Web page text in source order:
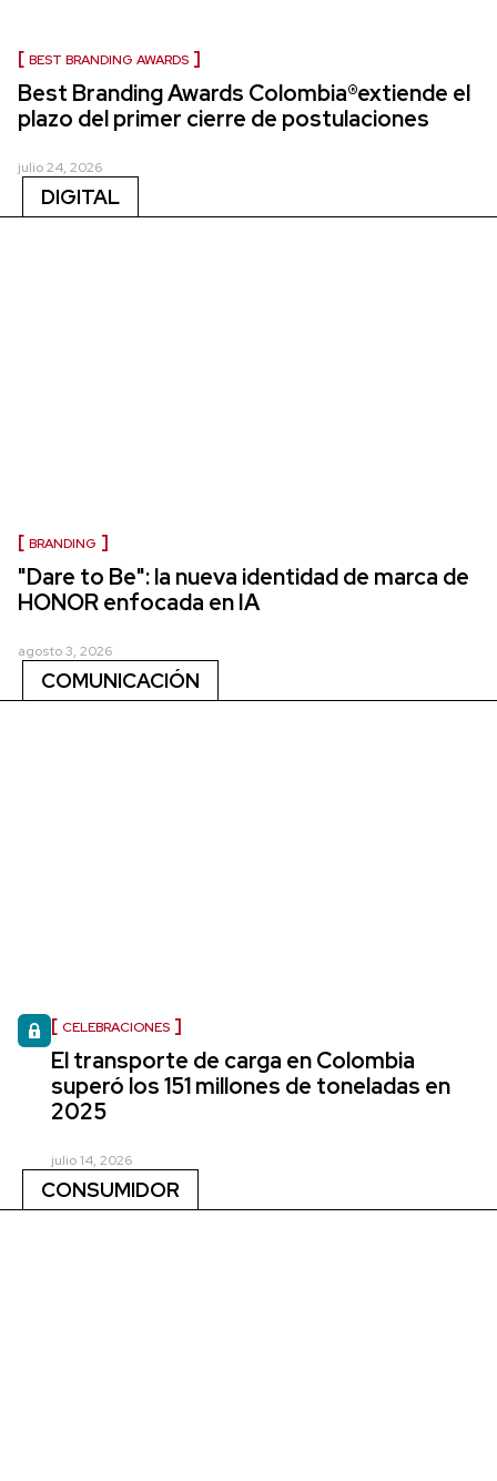
BEST BRANDING AWARDS
Best Branding Awards Colombia®extiende el
plazo del primer cierre de postulaciones
julio 24, 2026
DIGITAL
BRANDING
"Dare to Be": la nueva identidad de marca de
HONOR enfocada en IA
agosto 3, 2026
COMUNICACIÓN
CELEBRACIONES
El transporte de carga en Colombia
superó los 151 millones de toneladas en
2025
julio 14, 2026
CONSUMIDOR